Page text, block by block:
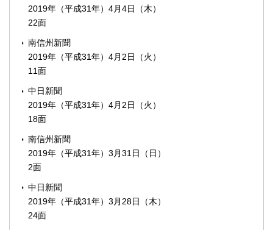
2019年（平成31年）4月4日（木）
22面
南信州新聞
2019年（平成31年）4月2日（火）
11面
中日新聞
2019年（平成31年）4月2日（火）
18面
南信州新聞
2019年（平成31年）3月31日（日）
2面
中日新聞
2019年（平成31年）3月28日（木）
24面